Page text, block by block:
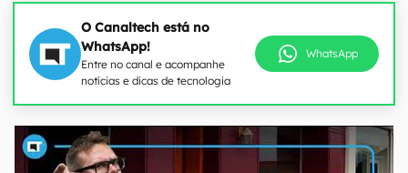
O Canaltech está no
WhatsApp!
Entre no canal e acompanhe
notícias e dicas de tecnologia
WhatsApp